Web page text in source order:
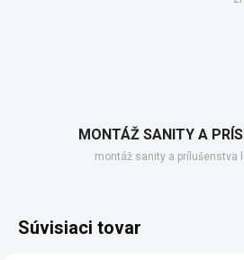
MONTÁŽ SANITY A
montáž sanity a prílušenstva
Súvisiaci tovar